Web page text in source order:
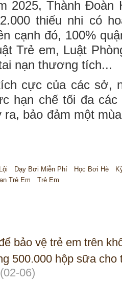
2025, Thành
thiếu nhi có
cạnh đó, 100%
Trẻ em, Luật
nạn thương tích...
cực của các sở,
hạn chế tối đa
bảo đảm một
Dạy Bơi Miễn Phí Học Bơi Hè
Trẻ Em Trẻ Em
bảo vệ trẻ em trên
500.000 hộp sữa cho
(02-06)